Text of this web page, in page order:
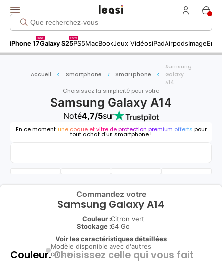
iPhone 17
new
Galaxy S25
new
PS5MacBookJeux VidéosiPadAirpodsImage
Accueil Smartphone Smartphone
Samsung
Galaxy
A14
Choisissez la simplicité pour votre
Samsung Galaxy A14
Noté4,7/5sur
En ce moment, une coque et vitre de protection premium offerts pour
tout achat d'un smartphone !
Commandez votre
Samsung Galaxy A14
Couleur :Citron vert
Stockage :64 Go
Voir les caractéristiques détaillées
Modèle disponible avec d'autres
options
Couleur.Choisissez celle qui vous fait